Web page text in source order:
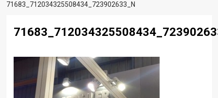
71683_712034325508434_723902633_N